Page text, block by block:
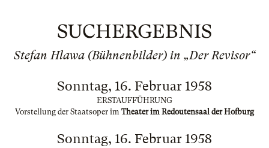
SUCHERGEBNIS
Stefan Hlawa (Bühnenbilder) in „Der Revisor“
Sonntag, 16. Februar 1958
ERSTAUFFÜHRUNG
Vorstellung der Staatsoper im Theater im Redoutensaal der Hofburg
Sonntag, 16. Februar 1958